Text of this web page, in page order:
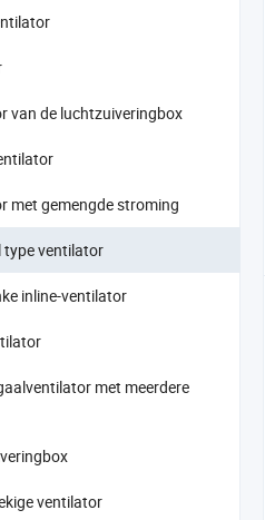
van de luchtzuiveringbox
met gemengde stroming
type ventilator
inline-ventilator
met meerdere
ventilator